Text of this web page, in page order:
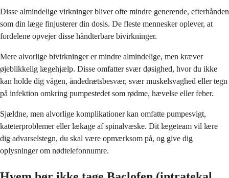
Disse almindelige virkninger bliver ofte mindre generende, efterhånden
som din læge finjusterer din dosis. De fleste mennesker oplever, at
fordelene opvejer disse håndterbare bivirkninger.
Mere alvorlige bivirkninger er mindre almindelige, men kræver
øjeblikkelig lægehjælp. Disse omfatter svær døsighed, hvor du ikke
kan holde dig vågen, åndedrætsbesvær, svær muskelsvaghed eller tegn
på infektion omkring pumpestedet som rødme, hævelse eller feber.
Sjældne, men alvorlige komplikationer kan omfatte pumpesvigt,
kateterproblemer eller lækage af spinalvæske. Dit lægeteam vil lære
dig advarselstegn, du skal være opmærksom på, og give dig
oplysninger om nødtelefonnumre.